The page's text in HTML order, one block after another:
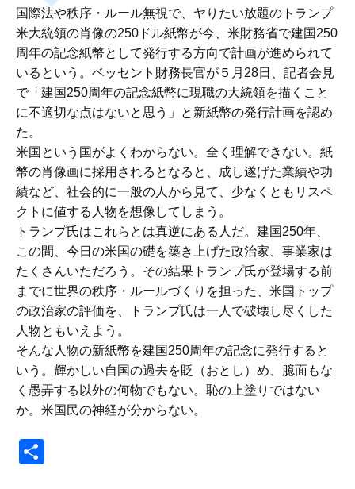
国際法や秩序・ルール無視で、ヤりたい放題のトランプ
米大統領の肖像の250ドル紙幣が今、米財務省で建国250
周年の記念紙幣として発行する方向で計画が進められて
いるという。ベッセント財務長官が５月28日、記者会見
で「建国250周年の記念紙幣に現職の大統領を描くこと
に不適切な点はないと思う」と新紙幣の発行計画を認め
た。
米国という国がよくわからない。全く理解できない。紙
幣の肖像画に採用されるとなると、成し遂げた業績や功
績など、社会的に一般の人から見て、少なくともリスペ
クトに値する人物を想像してしまう。
トランプ氏はこれらとは真逆にある人だ。建国250年、
この間、今日の米国の礎を築き上げた政治家、事業家は
たくさんいただろう。その結果トランプ氏が登場する前
までに世界の秩序・ルールづくりを担った、米国トップ
の政治家の評価を、トランプ氏は一人で破壊し尽くした
人物ともいえよう。
そんな人物の新紙幣を建国250周年の記念に発行すると
いう。輝かしい自国の過去を貶（おとし）め、臆面もな
く愚弄する以外の何物でもない。恥の上塗りではない
か。米国民の神経が分からない。